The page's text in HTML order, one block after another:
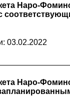
Наро-
03.02.2022
Наро-